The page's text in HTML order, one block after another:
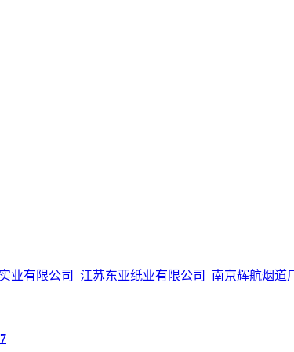
业有限公司 江苏东亚纸业有限公司 南京辉航烟道厂